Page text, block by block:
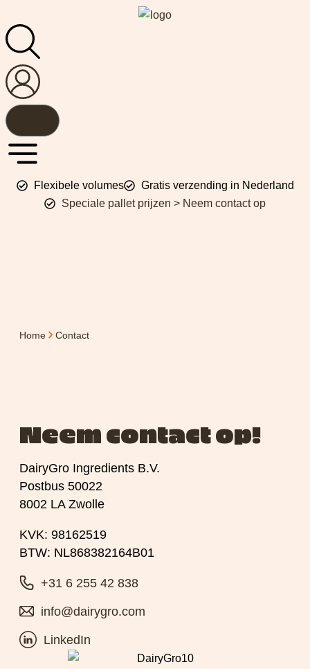
Flexibele volumes
Gratis verzending in Nederland
Speciale pallet prijzen > Neem contact op
Home Contact
Neem contact op!
DairyGro Ingredients B.V.
Postbus 50022
8002 LA Zwolle
KVK: 98162519
BTW: NL868382164B01
+31 6 255 42 838
info@dairygro.com
LinkedIn